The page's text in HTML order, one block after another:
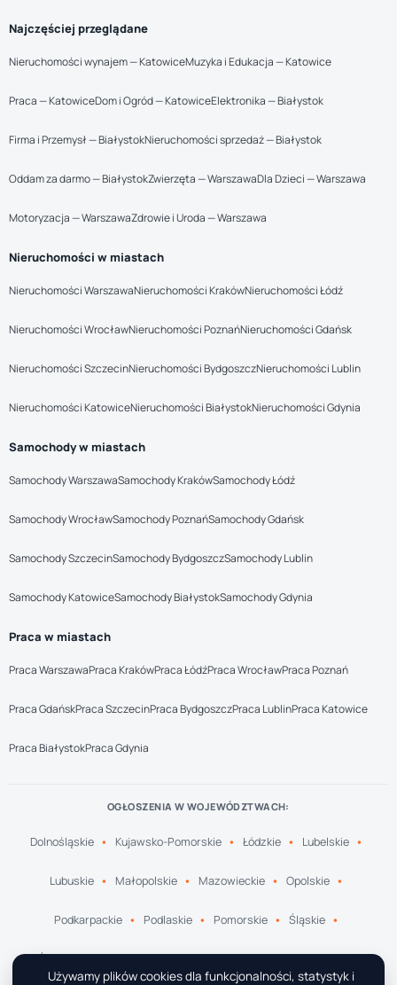
Najczęściej przeglądane
Nieruchomości wynajem — KatowiceMuzyka i Edukacja — Katowice
Praca — KatowiceDom i Ogród — KatowiceElektronika — Białystok
Firma i Przemysł — BiałystokNieruchomości sprzedaż — Białystok
Oddam za darmo — BiałystokZwierzęta — WarszawaDla Dzieci — Warszawa
Motoryzacja — WarszawaZdrowie i Uroda — Warszawa
Nieruchomości w miastach
Nieruchomości WarszawaNieruchomości KrakówNieruchomości Łódź
Nieruchomości WrocławNieruchomości PoznańNieruchomości Gdańsk
Nieruchomości SzczecinNieruchomości BydgoszczNieruchomości Lublin
Nieruchomości KatowiceNieruchomości BiałystokNieruchomości Gdynia
Samochody w miastach
Samochody WarszawaSamochody KrakówSamochody Łódź
Samochody WrocławSamochody PoznańSamochody Gdańsk
Samochody SzczecinSamochody BydgoszczSamochody Lublin
Samochody KatowiceSamochody BiałystokSamochody Gdynia
Praca w miastach
Praca WarszawaPraca KrakówPraca ŁódźPraca WrocławPraca Poznań
Praca GdańskPraca SzczecinPraca BydgoszczPraca LublinPraca Katowice
Praca BiałystokPraca Gdynia
OGŁOSZENIA W WOJEWÓDZTWACH:
Dolnośląskie Kujawsko-Pomorskie Łódzkie Lubelskie
Lubuskie Małopolskie Mazowieckie Opolskie
Podkarpackie Podlaskie Pomorskie Śląskie
Świętokrzyskie Warmińsko-Mazurskie Wielkopolskie
Używamy plików cookies dla funkcjonalności, statystyk i